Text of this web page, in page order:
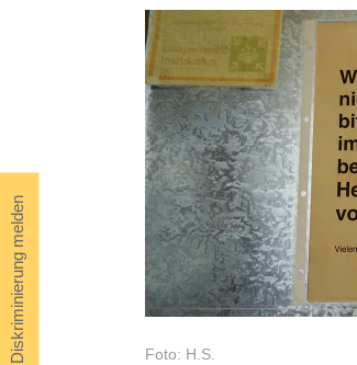
Diskriminierung melden Foto: H.S.